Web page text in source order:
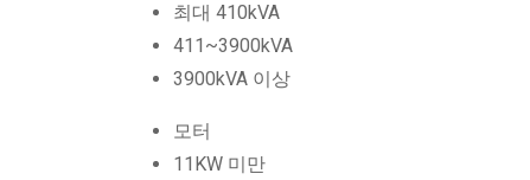
최대 410kVA
411~3900kVA
3900kVA 이상
모터
11KW 미만